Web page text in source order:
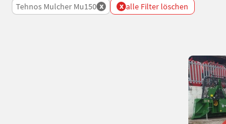
Tehnos Mulcher Mu150 x x alle Filter löschen